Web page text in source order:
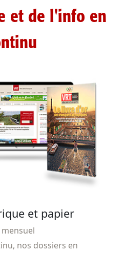
et de l'info en
et papier
nos dossiers en